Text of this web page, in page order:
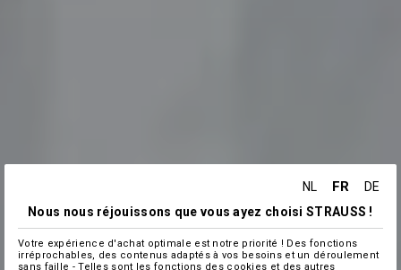
NL FR
DE
Nous nous réjouissons que vous ayez choisi STRAUSS !
Votre expérience d'achat optimale est notre priorité ! Des fonctions
irréprochables, des contenus adaptés à vos besoins et un déroulement
sans faille - Telles sont les fonctions des cookies et des autres